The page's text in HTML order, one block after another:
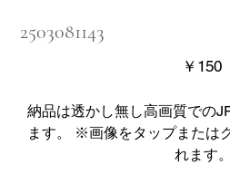
2503081143
価
格
￥150
納品は透かし無し高画質での
ます。 ※画像をタップまたは
れます。